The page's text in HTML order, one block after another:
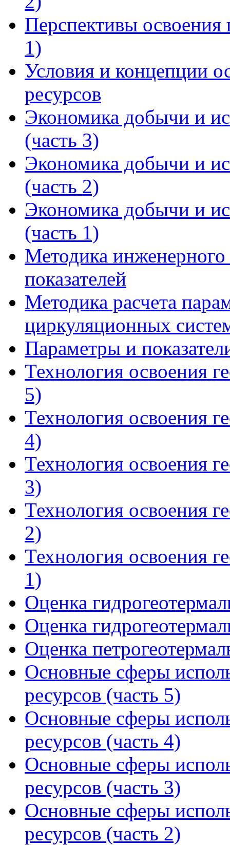
Перспективы освоения
1)
Условия и концепции
ресурсов
Экономика добычи и
(часть 3)
Экономика добычи и
(часть 2)
Экономика добычи и
(часть 1)
Методика инженерного
показателей
Методика расчета
циркуляционных
Параметры и
Технология освоения
5)
Технология освоения
4)
Технология освоения
3)
Технология освоения
2)
Технология освоения
1)
Оценка
Оценка
Оценка
Основные сферы
ресурсов (часть 5)
Основные сферы
ресурсов (часть 4)
Основные сферы
ресурсов (часть 3)
Основные сферы
ресурсов (часть 2)